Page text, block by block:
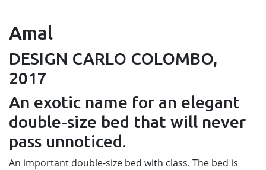
Amal
DESIGN CARLO COLOMBO,
2017
An exotic name for an elegant
double-size bed that will never
pass unnoticed.
An important double-size bed with class. The bed is